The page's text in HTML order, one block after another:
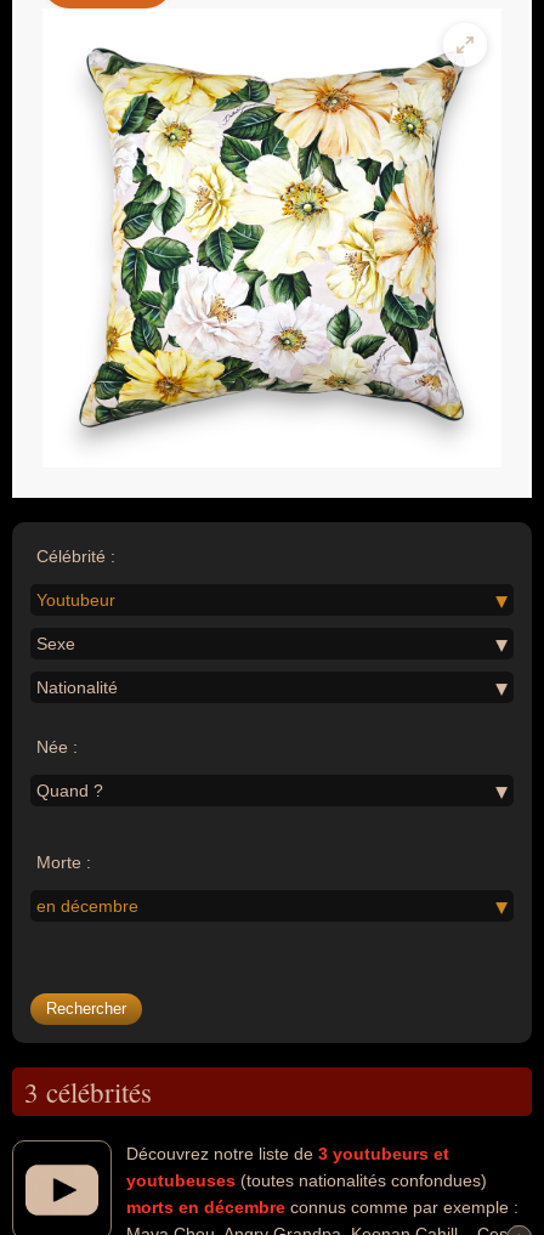
Célébrité :
Youtubeur
Sexe
Nationalité
Née :
Quand ?
Morte :
en décembre
3 célébrités
Découvrez notre liste de 3 youtubeurs et
youtubeuses (toutes nationalités confondues)
morts en décembre connus comme par exemple :